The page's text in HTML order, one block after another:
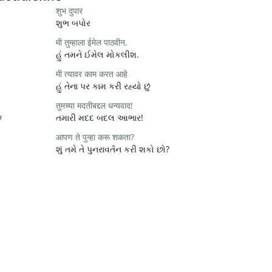
शुभ दुपार
શુભ બપોર
मी तुम्हाला ईमेल पाठवीन.
હું તમને ઈમેલ મોકલીશ.
मी त्यावर काम करत आहे
હું તેના પર કામ કરી રહ્યો છું
तुमच्या मदतीबद्दल धन्यवाद!
તમારી મદદ બદલ આભાર!
आपण ते पुन्हा करू शकता?
શું તમે તે પુનરાવર્તન કરી શકો છો?